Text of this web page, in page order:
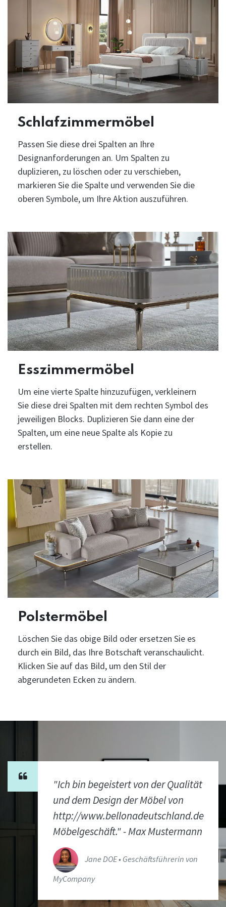
Schlafzimmermöbel
Passen Sie diese drei Spalten an Ihre
Designanforderungen an. Um Spalten zu
duplizieren, zu löschen oder zu verschieben,
markieren Sie die Spalte und verwenden Sie die
oberen Symbole, um Ihre Aktion auszuführen.
Esszimmermöbel
Um eine vierte Spalte hinzuzufügen, verkleinern
Sie diese drei Spalten mit dem rechten Symbol des
jeweiligen Blocks. Duplizieren Sie dann eine der
Spalten, um eine neue Spalte als Kopie zu
erstellen.
Polstermöbel
Löschen Sie das obige Bild oder ersetzen Sie es
durch ein Bild, das Ihre Botschaft veranschaulicht.
Klicken Sie auf das Bild, um den Stil der
abgerundeten Ecken zu ändern.
"Ich bin begeistert von der Qualität
und dem Design der Möbel von
http://www.bellonadeutschland.de
Möbelgeschäft." - Max Mustermann
Jane DOE • Geschäftsführerin von
MyCompany